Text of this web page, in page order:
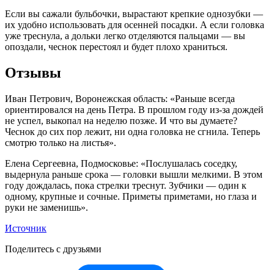
Если вы сажали бульбочки, вырастают крепкие однозубки —
их удобно использовать для осенней посадки. А если головка
уже треснула, а дольки легко отделяются пальцами — вы
опоздали, чеснок перестоял и будет плохо храниться.
Отзывы
Иван Петрович, Воронежская область: «Раньше всегда
ориентировался на день Петра. В прошлом году из-за дождей
не успел, выкопал на неделю позже. И что вы думаете?
Чеснок до сих пор лежит, ни одна головка не сгнила. Теперь
смотрю только на листья».
Елена Сергеевна, Подмосковье: «Послушалась соседку,
выдернула раньше срока — головки вышли мелкими. В этом
году дождалась, пока стрелки треснут. Зубчики — один к
одному, крупные и сочные. Приметы приметами, но глаза и
руки не заменишь».
Источник
Поделитесь с друзьями